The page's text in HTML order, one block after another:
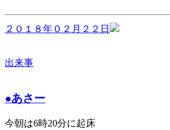
２０１８年０２月２２日
出来事
●あさー
今朝は6時20分に起床